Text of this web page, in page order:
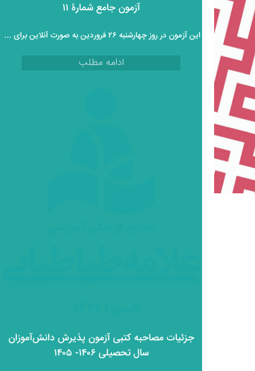
آزمون جامع شمارۀ ۱۱
این آزمون در روز چهارشنبه ۲۶ فروردین به صورت آنلاین برای دانش آموزان پایه دوازدهم برگزار خواهد گردید.
ادامه مطلب
جزئیات مصاحبه کتبی آزمون پذیرش دانش‌آموزان
سال تحصیلی ۱۴۰۶- ۱۴۰۵